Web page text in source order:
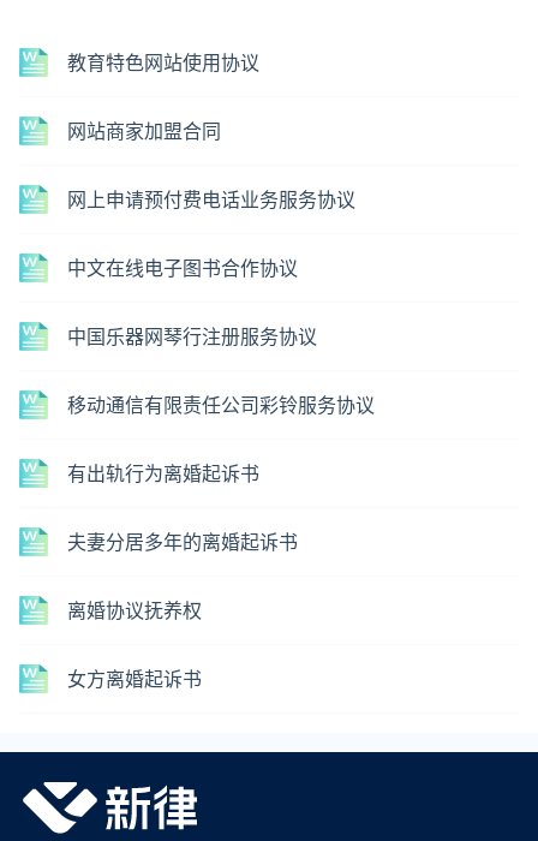
教育特色网站使用协议
网站商家加盟合同
网上申请预付费电话业务服务协议
中文在线电子图书合作协议
中国乐器网琴行注册服务协议
移动通信有限责任公司彩铃服务协议
有出轨行为离婚起诉书
夫妻分居多年的离婚起诉书
离婚协议抚养权
女方离婚起诉书